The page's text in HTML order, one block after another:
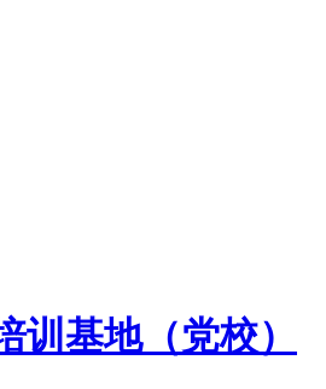
训基地（党校）